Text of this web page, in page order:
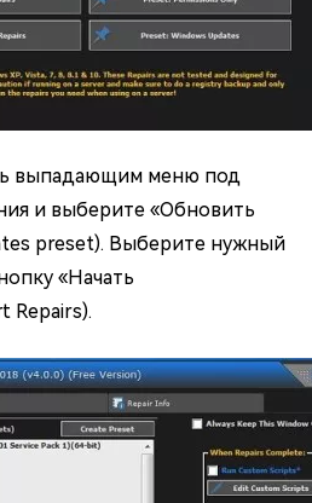
выпадающим меню под
и выберите «Обновить
preset). Выберите нужный
«Начать
Repairs).